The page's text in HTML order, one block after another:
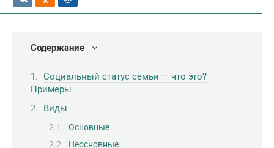
Содержание
Социальный статус семьи — что это?
Примеры
Виды
Основные
Неосновные